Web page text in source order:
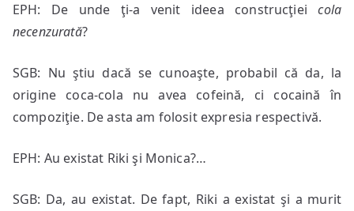
EPH: De unde ţi-a venit ideea construcţieicola
necenzurată?
SGB: Nu ştiu dacă se cunoaşte, probabil că da, la
origine coca-cola nu avea cofeină, ci cocaină în
compoziţie. De asta am folosit expresia respectivă.
EPH: Au existat Riki şi Monica?…
SGB: Da, au existat. De fapt, Riki a existat şi a murit